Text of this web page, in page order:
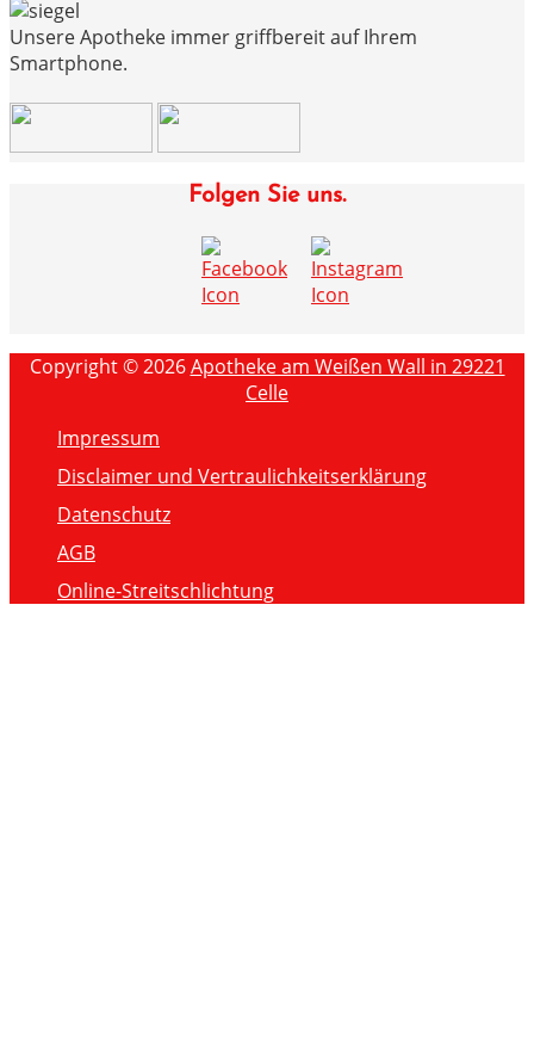
Unsere Apotheke immer griffbereit auf Ihrem
Smartphone.
Folgen Sie uns.
Copyright © 2026Apotheke am Weißen Wall in 29221
Celle
Impressum
Disclaimer und Vertraulichkeitserklärung
Datenschutz
AGB
Online-Streitschlichtung